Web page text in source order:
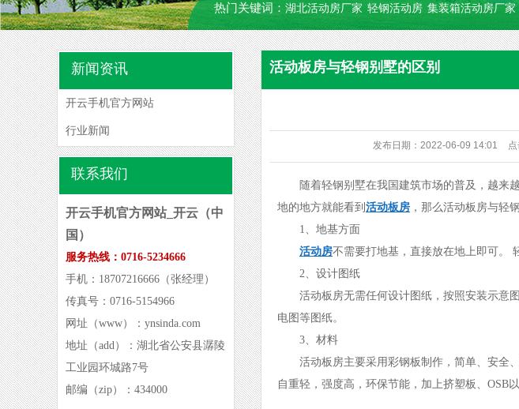
热门关键词： 湖北活动房厂家 轻钢活动房 集装箱活动房厂家
新闻资讯
开云手机官方网站
行业新闻
联系我们
开云手机官方网站_开云（中
国）
服务热线：0716-5234666
手机：18707216666（张经理）
传真号：0716-5154966
网址（www）：ynsinda.com
地址（add）：湖北省公安县潺陵
工业园环城路7号
邮编（zip）：434000
活动板房与轻钢别墅的区别
发布日期： 2022-06-09 14:01 点
随着轻钢别墅在我国建筑市场的普及，越来
地的地方就能看到 活动板房 ，那么活动板房与轻
1、地基方面
活动房不需要打地基，直接放在地上即可。
2、设计图纸
活动板房无需任何设计图纸，按照安装示意
电图等图纸。
3、材料
活动板房主要采用彩钢板制作，简单、安全
自重轻，强度高，环保节能，加上挤塑板、OSB